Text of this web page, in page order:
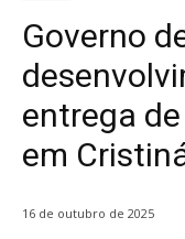
Governo
entrega
em
16 de outubro de 2025